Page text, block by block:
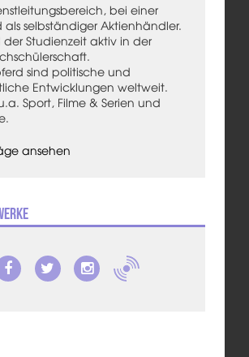
bei einer
als selbständiger Aktienhändler.
Studienzeit aktiv in der
sind politische und
Entwicklungen weltweit.
Sport, Filme & Serien und
ansehen